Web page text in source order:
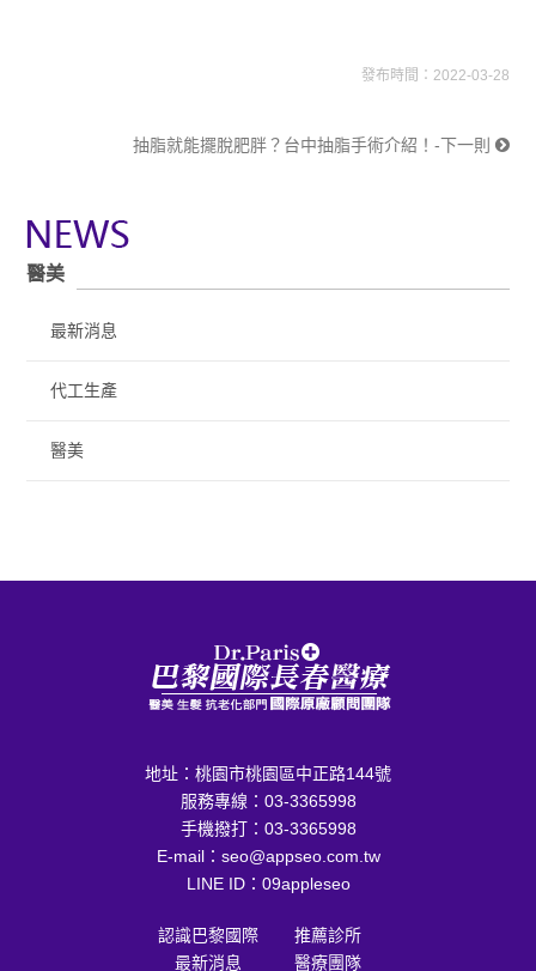
發布時間：2022-03-28
抽脂就能擺脫肥胖？台中抽脂手術介紹！-下一則
醫美
最新消息
代工生產
醫美
地址： 桃園市桃園區中正路144號
服務專線： 03-3365998
手機撥打： 03-3365998
E-mail： seo@appseo.com.tw
LINE ID： 09appleseo
認識巴黎國際
推薦診所
最新消息
醫療團隊